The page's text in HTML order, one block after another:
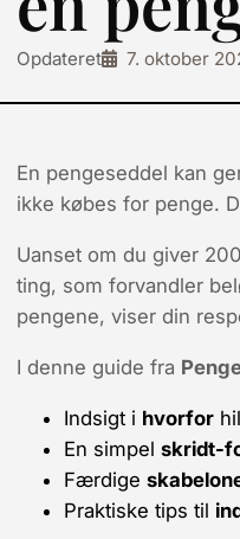
Opdateret 7. oktober
En pengeseddel kan
ikke købes for penge.
Uanset om du giver
ting, som forvandler
pengene, viser din
I denne guide fra
Indsigt i hvorfor
En simpel skridt-
Færdige
Praktiske tips til